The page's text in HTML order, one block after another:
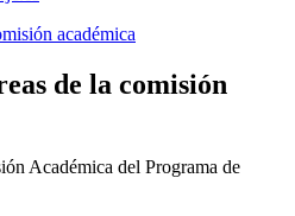
académica
de la comisión
Académica del Programa de